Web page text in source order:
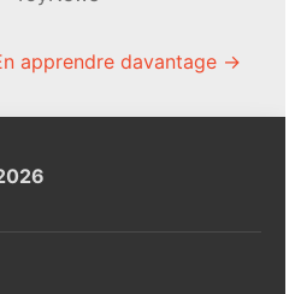
apprendre davantage →